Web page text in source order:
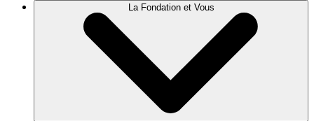
La Fondation et Vous